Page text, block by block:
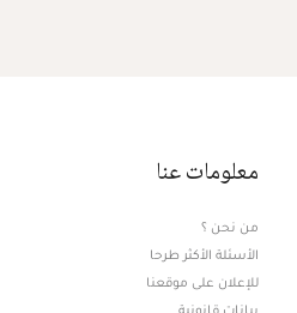
معلومات عنا
من نحن ؟
الأسئلة الأكثر طرحا
للإعلان على موقعنا
بيانات قانونية